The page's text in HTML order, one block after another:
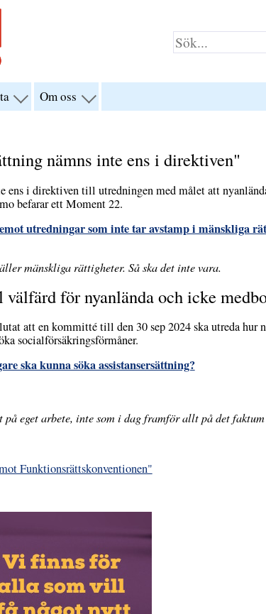
visa
menyn
Om oss
visa
menyn
nämns inte ens i direktiven"
ens i direktiven till utredningen med målet att
befarar ett Moment 22.
utredningar som inte tar avstamp i mänskliga
mänskliga rättigheter. Så ska det inte vara.
för nyanlända och icke
att en kommitté till den 30 sep 2024 ska utreda hur
socialförsäkringsförmåner.
ska kunna söka assistansersättning?
eget arbete, inte som i dag framför allt på det
Funktionsrättskonventionen"